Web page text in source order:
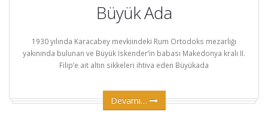
Büyük Ada
1930 yılında Karacabey mevkiindeki Rum Ortodoks mezarlığı
yakınında bulunan ve Büyük İskender’in babası Makedonya kralı II.
Filip’e ait altın sikkeleri ihtiva eden Büyükada
Devamı…